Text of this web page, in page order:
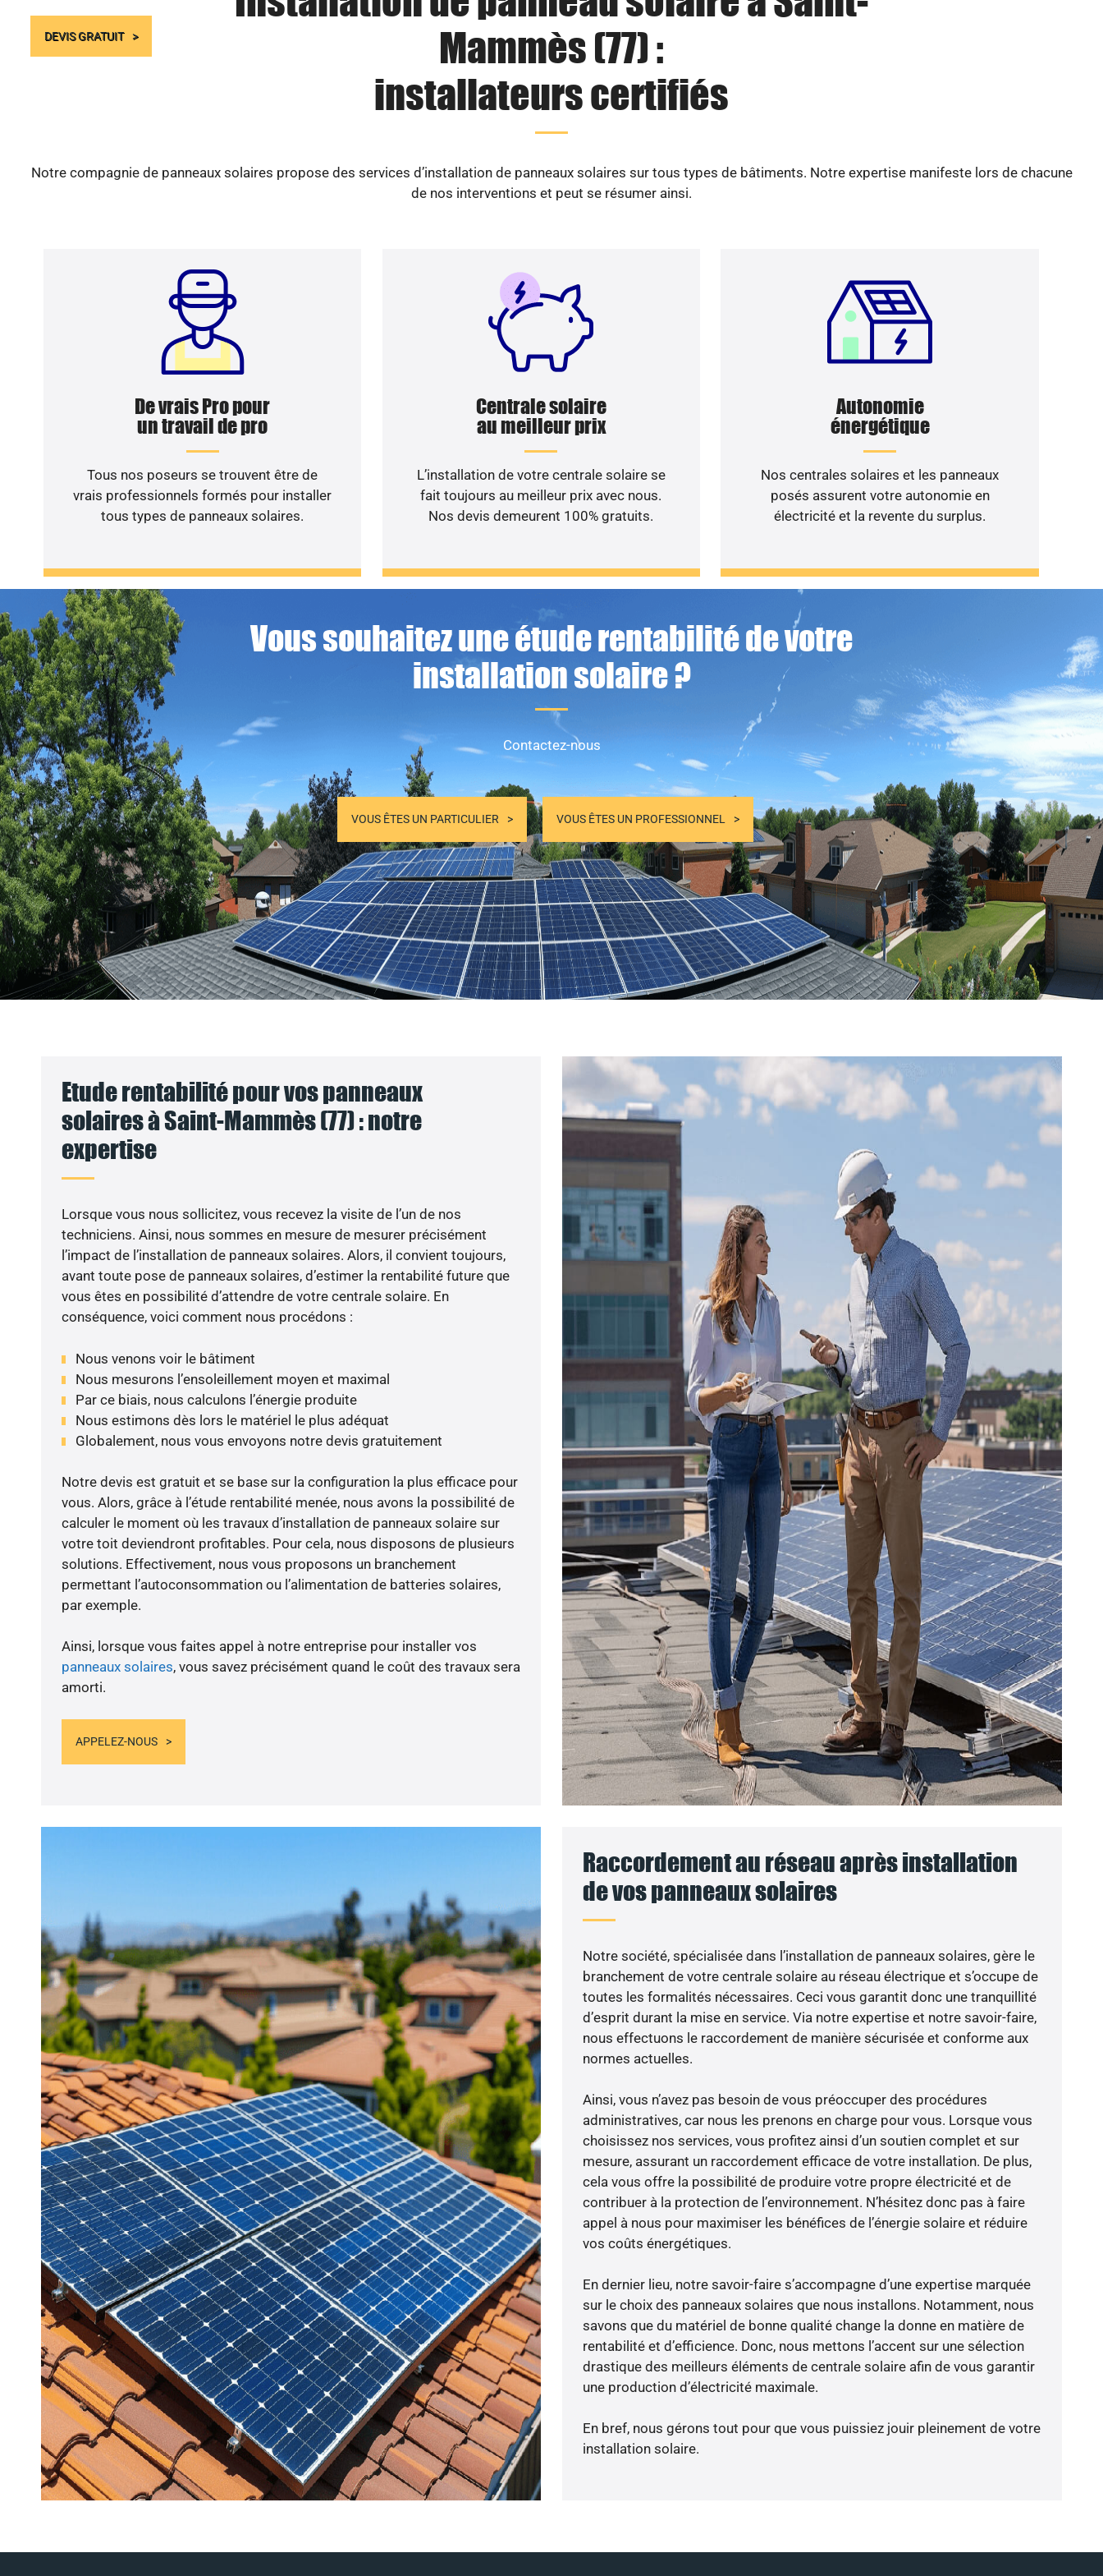
DEVIS GRATUIT
Mammès (77) :
installateurs certifiés
Notre compagnie de panneaux solaires propose des services d’installation de panneaux solaires sur tous types de bâtiments. Notre expertise manifeste lors de chacune
de nos interventions et peut se résumer ainsi.
De vrais Pro pour
un travail de pro
Tous nos poseurs se trouvent être de
vrais professionnels formés pour installer
tous types de panneaux solaires.
Centrale solaire
au meilleur prix
L’installation de votre centrale solaire se
fait toujours au meilleur prix avec nous.
Nos devis demeurent 100% gratuits.
Autonomie
énergétique
Nos centrales solaires et les panneaux
posés assurent votre autonomie en
électricité et la revente du surplus.
Vous souhaitez une étude rentabilité de votre
installation solaire ?
Contactez-nous
VOUS ÊTES UN PARTICULIER VOUS ÊTES UN PROFESSIONNEL
Etude rentabilité pour vos panneaux
solaires à Saint-Mammès (77) : notre
expertise
Lorsque vous nous sollicitez, vous recevez la visite de l’un de nos
techniciens. Ainsi, nous sommes en mesure de mesurer précisément
l’impact de l’installation de panneaux solaires. Alors, il convient toujours,
avant toute pose de panneaux solaires, d’estimer la rentabilité future que
vous êtes en possibilité d’attendre de votre centrale solaire. En
conséquence, voici comment nous procédons :
Nous venons voir le bâtiment
Nous mesurons l’ensoleillement moyen et maximal
Par ce biais, nous calculons l’énergie produite
Nous estimons dès lors le matériel le plus adéquat
Globalement, nous vous envoyons notre devis gratuitement
Notre devis est gratuit et se base sur la configuration la plus efficace pour
vous. Alors, grâce à l’étude rentabilité menée, nous avons la possibilité de
calculer le moment où les travaux d’installation de panneaux solaire sur
votre toit deviendront profitables. Pour cela, nous disposons de plusieurs
solutions. Effectivement, nous vous proposons un branchement
permettant l’autoconsommation ou l’alimentation de batteries solaires,
par exemple.
Ainsi, lorsque vous faites appel à notre entreprise pour installer vos
panneaux solaires, vous savez précisément quand le coût des travaux sera
amorti.
APPELEZ-NOUS
Raccordement au réseau après installation
de vos panneaux solaires
Notre société, spécialisée dans l’installation de panneaux solaires, gère le
branchement de votre centrale solaire au réseau électrique et s’occupe de
toutes les formalités nécessaires. Ceci vous garantit donc une tranquillité
d’esprit durant la mise en service. Via notre expertise et notre savoir-faire,
nous effectuons le raccordement de manière sécurisée et conforme aux
normes actuelles.
Ainsi, vous n’avez pas besoin de vous préoccuper des procédures
administratives, car nous les prenons en charge pour vous. Lorsque vous
choisissez nos services, vous profitez ainsi d’un soutien complet et sur
mesure, assurant un raccordement efficace de votre installation. De plus,
cela vous offre la possibilité de produire votre propre électricité et de
contribuer à la protection de l’environnement. N’hésitez donc pas à faire
appel à nous pour maximiser les bénéfices de l’énergie solaire et réduire
vos coûts énergétiques.
En dernier lieu, notre savoir-faire s’accompagne d’une expertise marquée
sur le choix des panneaux solaires que nous installons. Notamment, nous
savons que du matériel de bonne qualité change la donne en matière de
rentabilité et d’efficience. Donc, nous mettons l’accent sur une sélection
drastique des meilleurs éléments de centrale solaire afin de vous garantir
une production d’électricité maximale.
En bref, nous gérons tout pour que vous puissiez jouir pleinement de votre
installation solaire.